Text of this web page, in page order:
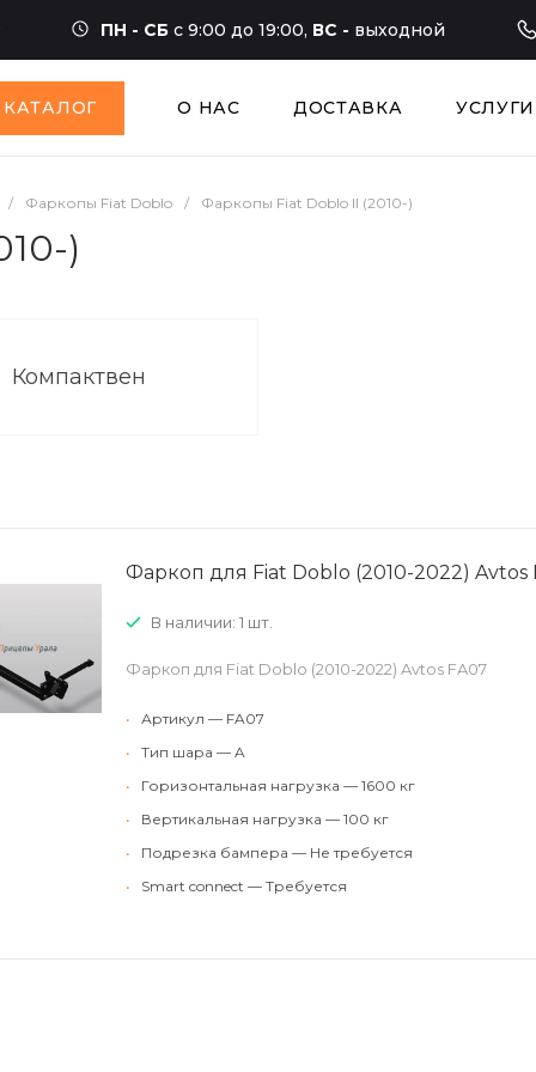
ПН - СБ с 9:00 до 19:00, ВС - выходной
КАТАЛОГ О НАС ДОСТАВКА УСЛУГИ
/ Фаркопы Fiat Doblo / Фаркопы Fiat Doblo II (2010-)
)
Компактвен
Фаркоп для Fiat Doblo (2010-2022) Avtos
В наличии: 1 шт.
Фаркоп для Fiat Doblo (2010-2022) Avtos FA07
•
Артикул — FA07
•
Тип шара — A
•
Горизонтальная нагрузка — 1600 кг
•
Вертикальная нагрузка — 100 кг
•
Подрезка бампера — Не требуется
•
Smart connect — Требуется